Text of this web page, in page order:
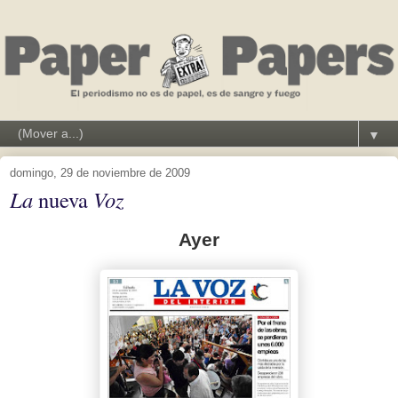
▼
domingo, 29 de noviembre de 2009
Lanueva Voz
Ayer